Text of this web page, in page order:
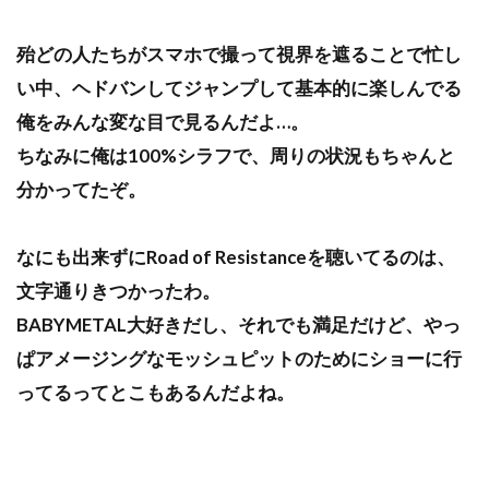
殆どの人たちがスマホで撮って視界を遮ることで忙し
い中、ヘドバンしてジャンプして基本的に楽しんでる
俺をみんな変な目で見るんだよ…。
ちなみに俺は100%シラフで、周りの状況もちゃんと
分かってたぞ。
なにも出来ずにRoad of Resistanceを聴いてるのは、
文字通りきつかったわ。
BABYMETAL大好きだし、それでも満足だけど、やっ
ぱアメージングなモッシュピットのためにショーに行
ってるってとこもあるんだよね。